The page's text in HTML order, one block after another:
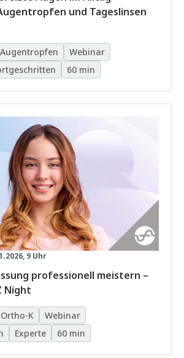
und Tageslinsen
Augentropfen
Webinar
60 min
9 Uhr
professionell meistern –
Night
Ortho-K
Webinar
Experte 60 min